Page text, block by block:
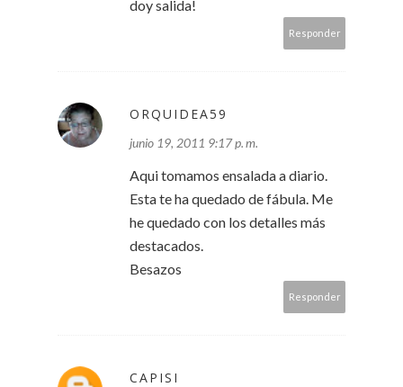
doy salida!
Responder
ORQUIDEA59
junio 19, 2011 9:17 p. m.
Aqui tomamos ensalada a diario.
Esta te ha quedado de fábula. Me
he quedado con los detalles más
destacados.
Besazos
Responder
CAPISI